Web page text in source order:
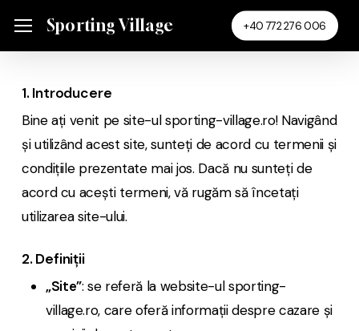
MenuSporting Village +40 772 276 006
1. Introducere
Bine ați venit pe site-ul sporting-village.ro! Navigând
și utilizând acest site, sunteți de acord cu termenii și
condițiile prezentate mai jos. Dacă nu sunteți de
acord cu acești termeni, vă rugăm să încetați
utilizarea site-ului.
2. Definiții
„Site”: se referă la website-ul sporting-
village.ro, care oferă informații despre cazare și